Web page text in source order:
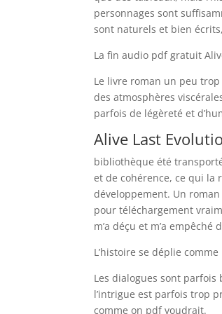
personnages sont
sont naturels et bien
La fin audio pdf gratuit
Le livre roman un peu
des atmosphères
parfois de légèreté et
Alive Last
bibliothèque été
et de cohérence, ce qui la
développement. Un
pour téléchargement
m’a déçu et m’a empêché
L’histoire se déplie
Les dialogues sont
l’intrigue est parfois trop
comme on pdf voudrait.